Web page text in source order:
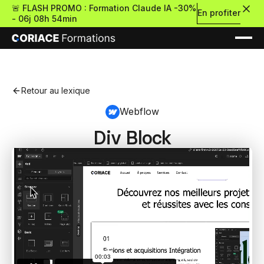
🚨 FLASH PROMO : Formation Claude IA -30%
- 06j 08h 54min
En profiter
Retour
Formations
Pour découvrir le no-
À propos
Retour au lexique
Webflow
Div Block